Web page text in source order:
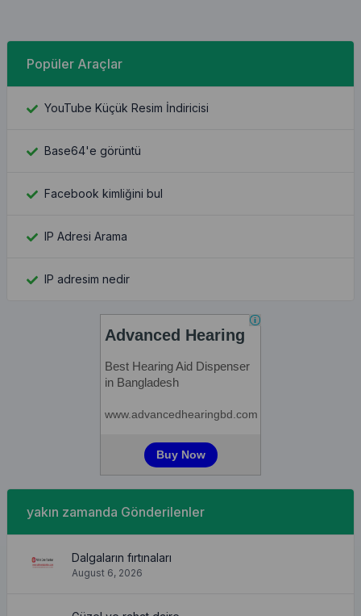
Popüler Araçlar
YouTube Küçük Resim İndiricisi
Base64'e görüntü
Facebook kimliğini bul
IP Adresi Arama
IP adresim nedir
yakın zamanda Gönderilenler
Dalgaların fırtınaları
August 6, 2026